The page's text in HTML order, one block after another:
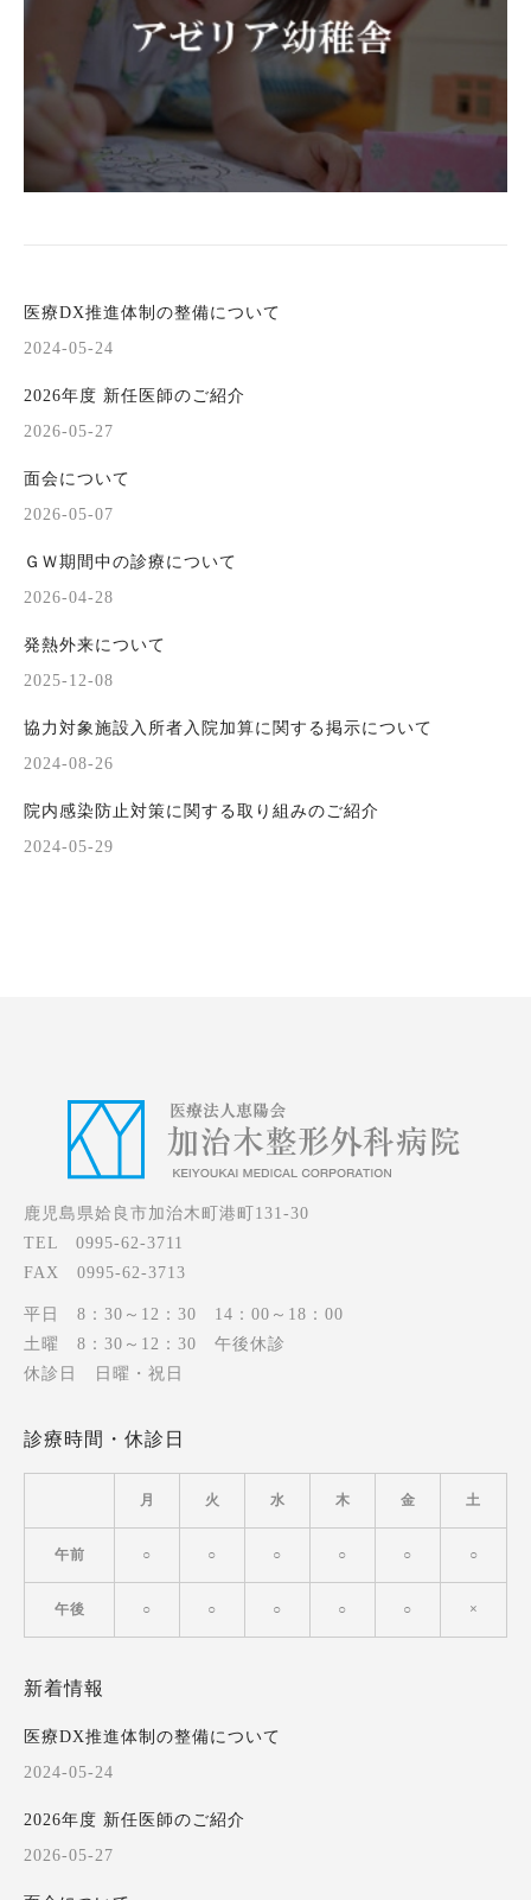
医療DX推進体制の整備について
2024-05-24
2026年度 新任医師のご紹介
2026-05-27
面会について
2026-05-07
ＧＷ期間中の診療について
2026-04-28
発熱外来について
2025-12-08
協力対象施設入所者入院加算に関する掲示について
2024-08-26
院内感染防止対策に関する取り組みのご紹介
2024-05-29
鹿児島県姶良市加治木町港町131-30
TEL 0995-62-3711
FAX 0995-62-3713
平日 8：30～12：30 14：00～18：00
土曜 8：30～12：30 午後休診
休診日 日曜・祝日
診療時間・休診日
月 火 水 木 金 土
午前 ○ ○ ○ ○ ○ ○
午後 ○ ○ ○ ○ ○ ×
新着情報
医療DX推進体制の整備について
2024-05-24
2026年度 新任医師のご紹介
2026-05-27